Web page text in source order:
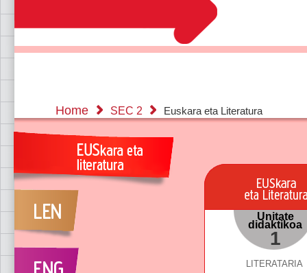
Home SEC 2 Euskara eta Literatura
Unitate
didaktikoa
1
LITERATARIA